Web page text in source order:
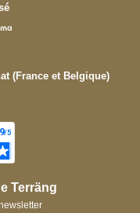
(France et Belgique)
Terräng